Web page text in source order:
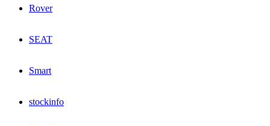
Rover
SEAT
Smart
stockinfo